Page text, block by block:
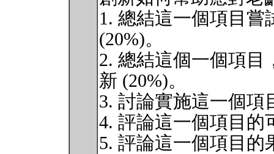
1. 總結這一個項目
(20%)。
2. 總結這個一個項目
新 (20%)。
3. 討論實施這一個項
4. 評論這一個項目的
5. 評論這一個項目的